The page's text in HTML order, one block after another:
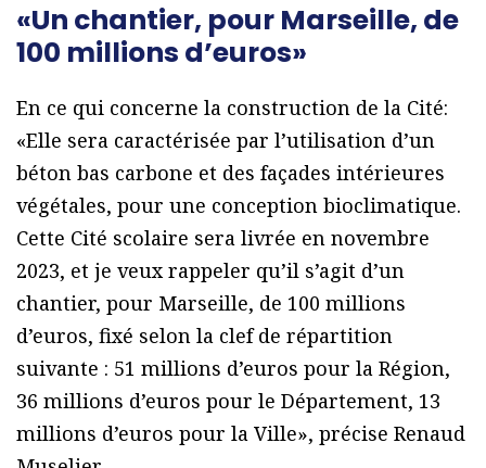
«Un chantier, pour Marseille, de
100 millions d’euros»
En ce qui concerne la construction de la Cité:
«Elle sera caractérisée par l’utilisation d’un
béton bas carbone et des façades intérieures
végétales, pour une conception bioclimatique.
Cette Cité scolaire sera livrée en novembre
2023, et je veux rappeler qu’il s’agit d’un
chantier, pour Marseille, de 100 millions
d’euros, fixé selon la clef de répartition
suivante : 51 millions d’euros pour la Région,
36 millions d’euros pour le Département, 13
millions d’euros pour la Ville», précise Renaud